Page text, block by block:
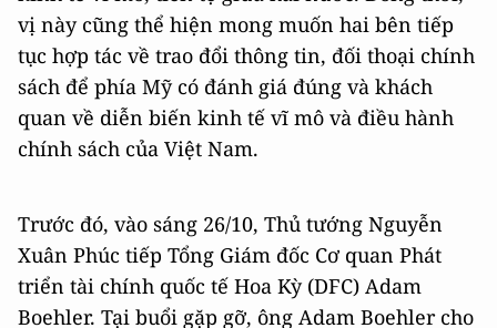
vị này cũng thể hiện mong muốn hai bên tiếp
tục hợp tác về trao đổi thông tin, đối thoại chính
sách để phía Mỹ có đánh giá đúng và khách
quan về diễn biến kinh tế vĩ mô và điều hành
chính sách của Việt Nam.
Trước đó, vào sáng 26/10, Thủ tướng Nguyễn
Xuân Phúc tiếp Tổng Giám đốc Cơ quan Phát
triển tài chính quốc tế Hoa Kỳ (DFC) Adam
Boehler. Tại buổi gặp gỡ, ông Adam Boehler cho